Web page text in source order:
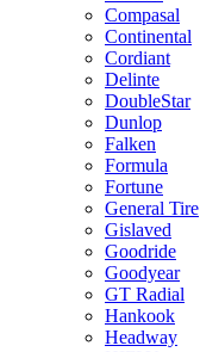
Compasal
Continental
Cordiant
Delinte
DoubleStar
Dunlop
Falken
Formula
Fortune
General Tire
Gislaved
Goodride
Goodyear
GT Radial
Hankook
Headway